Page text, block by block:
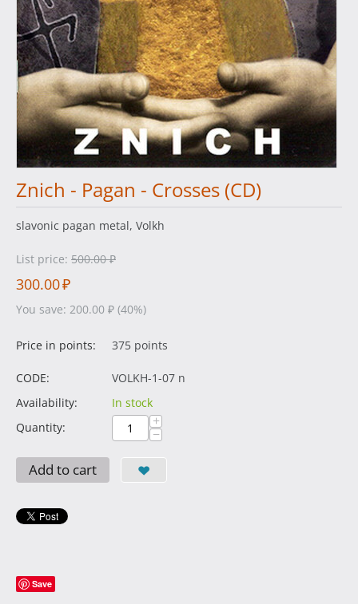
Znich - Pagan - Crosses (CD)
slavonic pagan metal, Volkh
List price: 500.00 ₽
300.00₽
You save: 200.00 ₽ (40%)
Price in points: 375 points
CODE:
VOLKH-1-07 n
Availability:
In stock
Quantity:
+
−
Add to cart
Save